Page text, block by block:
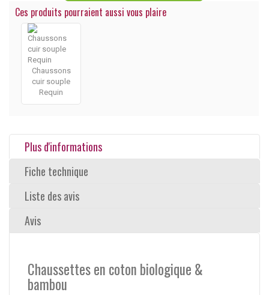
Ces produits pourraient aussi vous plaire
Chaussons
cuir souple
Requin
Plus d'informations
Fiche technique
Liste des avis
Avis
Chaussettes en coton biologique &
bambou